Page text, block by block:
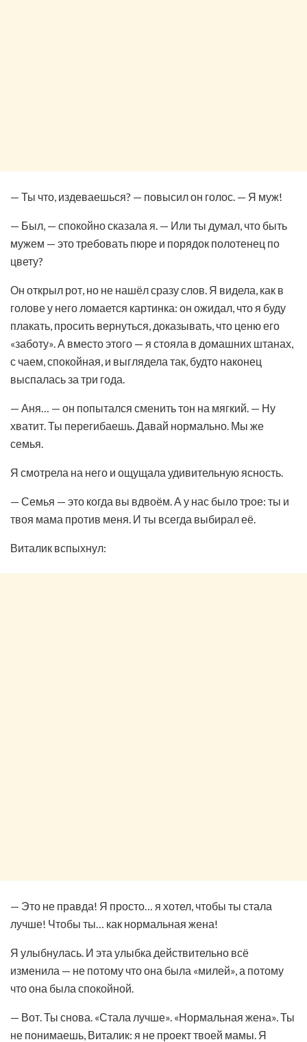
— Ты что, издеваешься? — повысил он голос. — Я муж!
— Был, — спокойно сказала я. — Или ты думал, что быть
мужем — это требовать пюре и порядок полотенец по
цвету?
Он открыл рот, но не нашёл сразу слов. Я видела, как в
голове у него ломается картинка: он ожидал, что я буду
плакать, просить вернуться, доказывать, что ценю его
«заботу». А вместо этого — я стояла в домашних штанах,
с чаем, спокойная, и выглядела так, будто наконец
выспалась за три года.
— Аня… — он попытался сменить тон на мягкий. — Ну
хватит. Ты перегибаешь. Давай нормально. Мы же
семья.
Я смотрела на него и ощущала удивительную ясность.
— Семья — это когда вы вдвоём. А у нас было трое: ты и
твоя мама против меня. И ты всегда выбирал её.
Виталик вспыхнул:
— Это не правда! Я просто… я хотел, чтобы ты стала
лучше! Чтобы ты… как нормальная жена!
Я улыбнулась. И эта улыбка действительно всё
изменила — не потому что она была «милей», а потому
что она была спокойной.
— Вот. Ты снова. «Стала лучше». «Нормальная жена». Ты
не понимаешь, Виталик: я не проект твоей мамы. Я